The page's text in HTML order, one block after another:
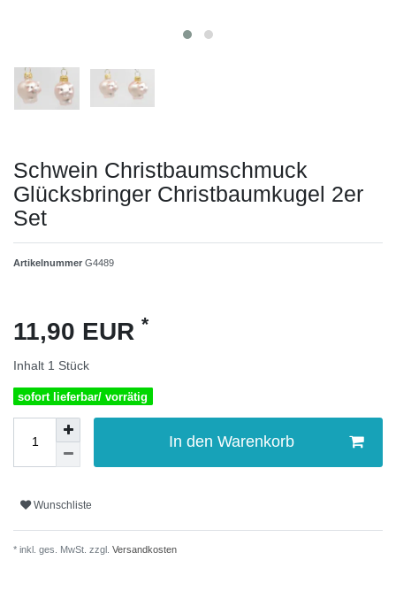
Schwein Christbaumschmuck
Glücksbringer Christbaumkugel 2er
Set
Artikelnummer G4489
11,90 EUR *
Inhalt 1 Stück
sofort lieferbar/ vorrätig
In den Warenkorb
Wunschliste
* inkl. ges. MwSt. zzgl. Versandkosten